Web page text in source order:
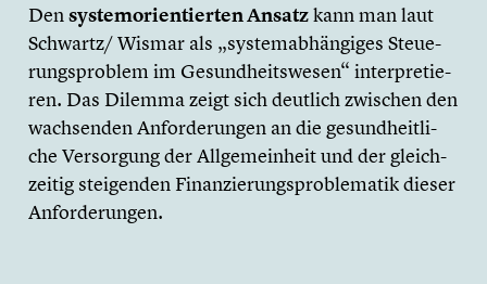
Densystem­ori­en­tier­ten Ansatzkann man laut
Schwartz/ Wismar als „system­ab­hän­gi­ges Steue­
rungs­pro­blem im Gesund­heits­we­sen“ inter­pre­tie­
ren. Das Dilemma zeigt sich deutlich zwischen den
wachsen­den Anfor­de­run­gen an die gesund­heit­li­
che Versor­gung der Allge­mein­heit und der gleich­
zei­tig steigen­den Finan­zie­rungs­pro­ble­ma­tik dieser
Anfor­de­run­gen.